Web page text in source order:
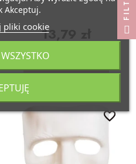
13,79 zł
DO KOSZYKA
favorite_border
favorite_border
Akceptuj.
pliki cookie